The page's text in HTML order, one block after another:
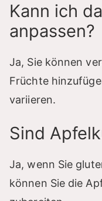
Kann ich
anpassen?
Ja, Sie können
Früchte
variieren.
Sind
Ja, wenn Sie
können Sie die